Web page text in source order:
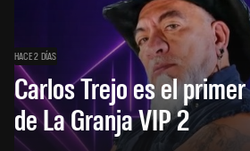
HACE 2 DÍAS
Carlos Trejo es el
de La Granja VIP 2